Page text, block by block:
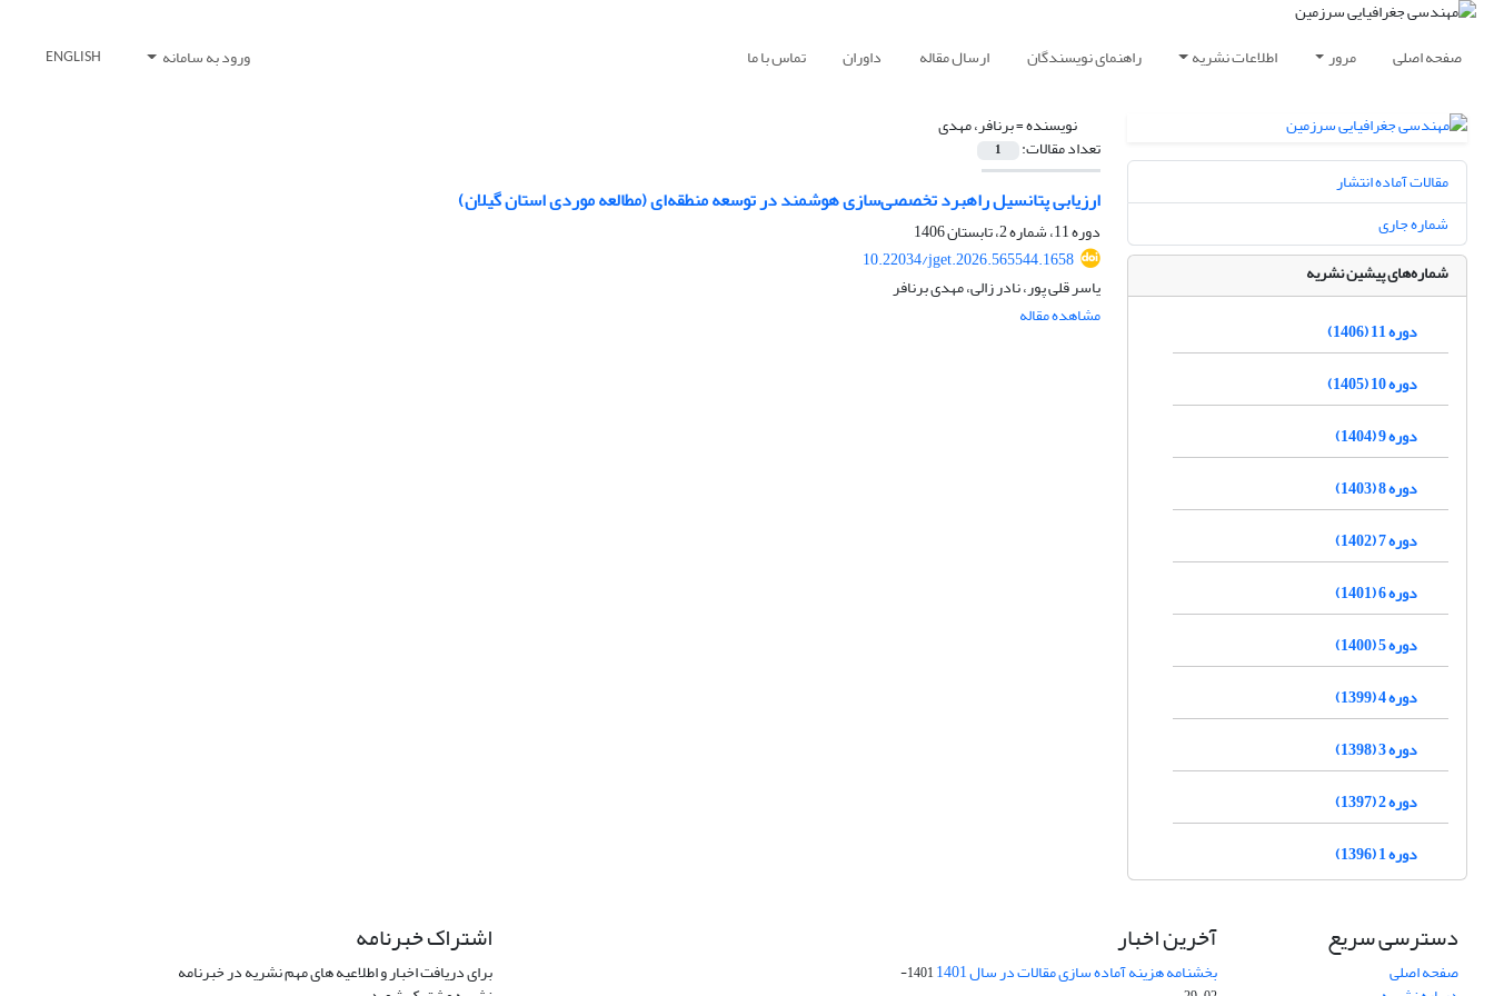
صفحه اصلی مرور اطلاعات نشریه راهنمای نویسندگان ارسال مقاله داوران تماس با ما ورود به سامانه ENGLISH
نویسنده =برنافر، مهدی
تعداد مقالات: 1
ارزیابی پتانسیل راهبرد تخصصی‌سازی هوشمند در توسعه منطقه‌ای (مطالعه موردی استان گیلان)
دوره 11، شماره 2، تابستان 1406
10.22034/jget.2026.565544.1658
یاسر قلی پور، نادر زالی، مهدی برنافر
مشاهده مقاله
مقالات آماده انتشار
شماره جاری
شماره‌های پیشین نشریه
دوره 11 (1406)
دوره 10 (1405)
دوره 9 (1404)
دوره 8 (1403)
دوره 7 (1402)
دوره 6 (1401)
دوره 5 (1400)
دوره 4 (1399)
دوره 3 (1398)
دوره 2 (1397)
دوره 1 (1396)
دسترسی سریع
صفحه اصلی
آخرین اخبار
بخشنامه هزینه آماده سازی مقالات در سال 1401
1401-
اشتراک خبرنامه
برای دریافت اخبار و اطلاعیه های مهم نشریه در خبرنامه